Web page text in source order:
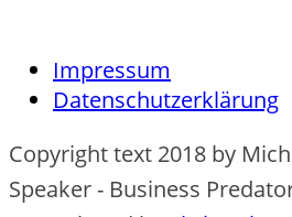
Impressum
Datenschutzerklärung
Copyright text 2018 by
Speaker - Business